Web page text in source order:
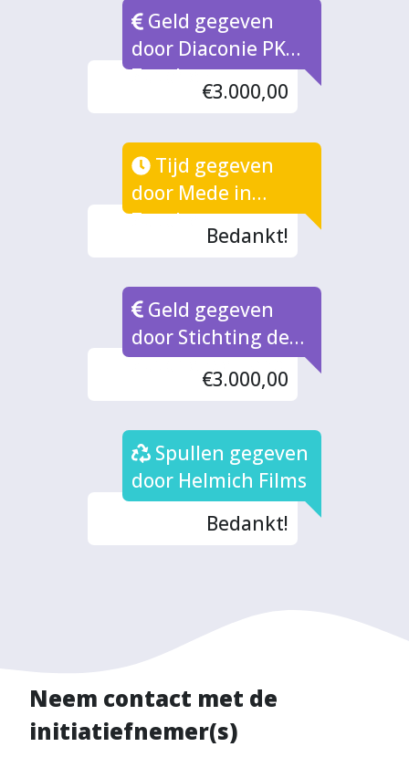
Geld gegeven
door Diaconie PKN
Zutphen
€3.000,00
Tijd gegeven
door Mede in
Zutphen
Bedankt!
Geld gegeven
door Stichting de
Zutphense Hand
€3.000,00
Spullen gegeven
door Helmich Films
Bedankt!
Neem contact met de
initiatiefnemer(s)